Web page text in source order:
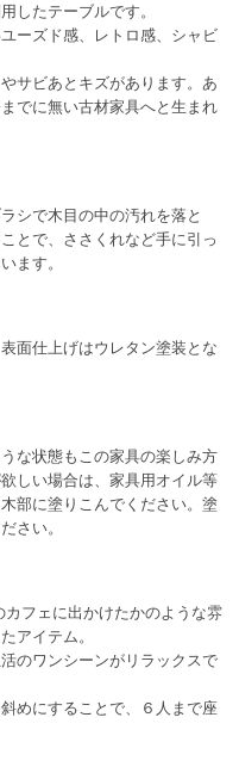
したテーブルです。
ーズド感、レトロ感、シャビ
サビあとキズがあります。あ
でに無い古材家具へと生まれ
シで木目の中の汚れを落と
とで、ささくれなど手に引っ
ます。
面仕上げはウレタン塗装とな
な状態もこの家具の楽しみ方
しい場合は、家具用オイル等
部に塗りこんでください。塗
さい。
フェに出かけたかのような雰
アイテム。
のワンシーンがリラックスで
めにすることで、６人まで座